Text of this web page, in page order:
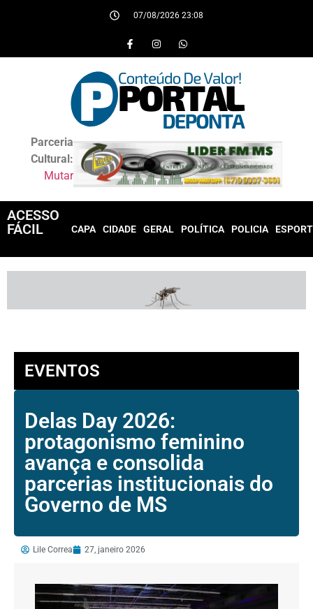
07/08/2026 23:08
Parceria
Cultural:
Mutar
ACESSO
FÁCIL
CAPA CIDADE GERAL POLÍTICA POLICIA
EVENTOS
Delas Day 2026:
protagonismo feminino
avança e consolida
parcerias institucionais do
Governo de MS
Lile Correa 27, janeiro 2026